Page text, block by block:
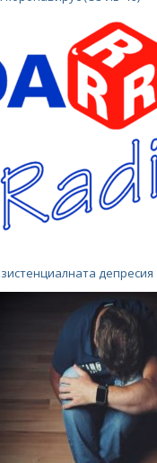
депресия